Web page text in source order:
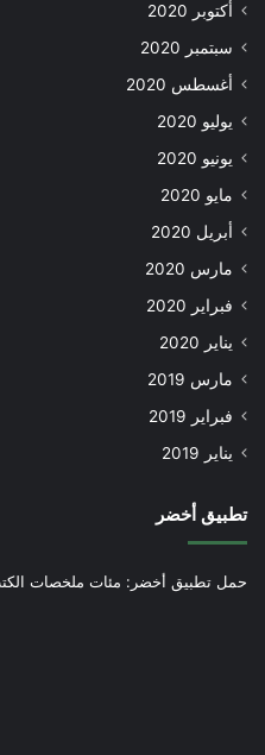
أكتوبر 2020
سبتمبر 2020
أغسطس 2020
يوليو 2020
يونيو 2020
مايو 2020
أبريل 2020
مارس 2020
فبراير 2020
يناير 2020
مارس 2019
فبراير 2019
يناير 2019
تطبيق أخضر
حمل تطبيق أخضر: مئات ملخصات